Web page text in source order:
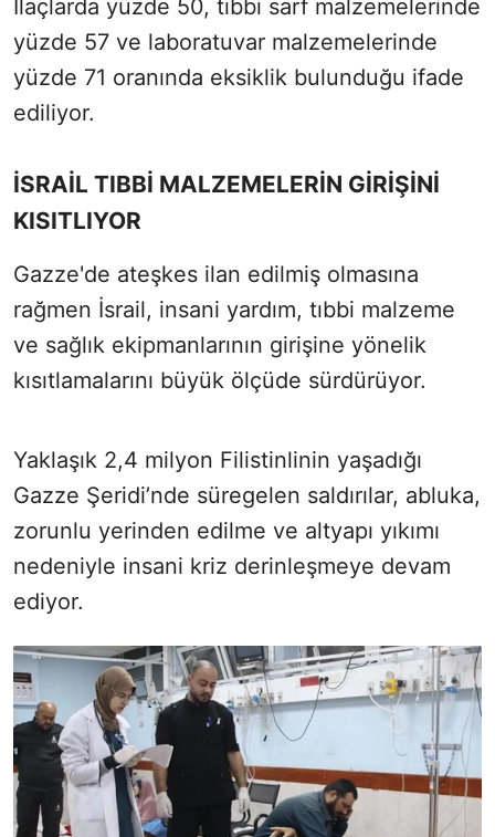
İlaçlarda yüzde 50, tıbbi sarf malzemelerinde
yüzde 57 ve laboratuvar malzemelerinde
yüzde 71 oranında eksiklik bulunduğu ifade
ediliyor.
İSRAİL TIBBİ MALZEMELERİN GİRİŞİNİ
KISITLIYOR
Gazze'de ateşkes ilan edilmiş olmasına
rağmen İsrail, insani yardım, tıbbi malzeme
ve sağlık ekipmanlarının girişine yönelik
kısıtlamalarını büyük ölçüde sürdürüyor.
Yaklaşık 2,4 milyon Filistinlinin yaşadığı
Gazze Şeridi’nde süregelen saldırılar, abluka,
zorunlu yerinden edilme ve altyapı yıkımı
nedeniyle insani kriz derinleşmeye devam
ediyor.